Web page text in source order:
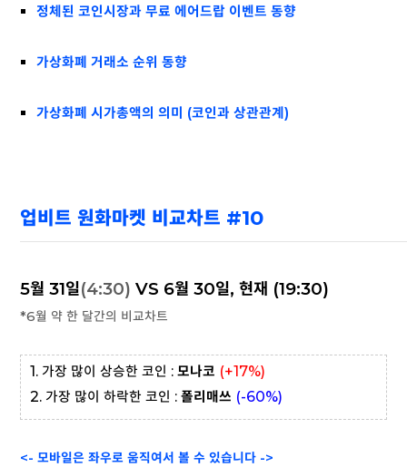
정체된 코인시장과 무료 에어드랍 이벤트 동향
가상화폐 거래소 순위 동향
가상화폐 시가총액의 의미 (코인과 상관관계)
업비트 원화마켓 비교차트 #10
5월 31일(4:30) VS 6월 30일, 현재 (19:30)
*6월 약 한 달간의 비교차트
1. 가장 많이 상승한 코인 : 모나코 (+17%)
2. 가장 많이 하락한 코인 : 폴리매쓰 (-60%)
<- 모바일은 좌우로 움직여서 볼 수 있습니다 ->